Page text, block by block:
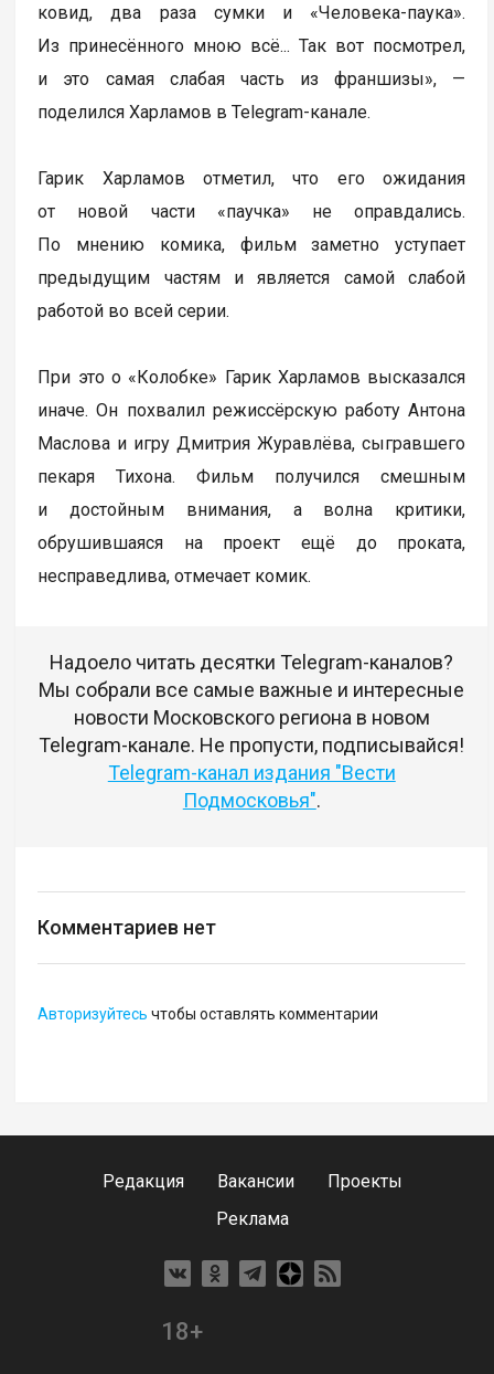
ковид, два раза сумки и «Человека-паука».
Из принесённого мною всё... Так вот посмотрел,
и это самая слабая часть из франшизы», —
поделился Харламов в Telegram-канале.
Гарик Харламов отметил, что его ожидания
от новой части «паучка» не оправдались.
По мнению комика, фильм заметно уступает
предыдущим частям и является самой слабой
работой во всей серии.
При это о «Колобке» Гарик Харламов высказался
иначе. Он похвалил режиссёрскую работу Антона
Маслова и игру Дмитрия Журавлёва, сыгравшего
пекаря Тихона. Фильм получился смешным
и достойным внимания, а волна критики,
обрушившаяся на проект ещё до проката,
несправедлива, отмечает комик.
Надоело читать десятки Telegram-каналов?
Мы собрали все самые важные и интересные
новости Московского региона в новом
Telegram-канале. Не пропусти, подписывайся!
Telegram-канал издания "Вести
Подмосковья".
Комментариев нет
Авторизуйтесь чтобы оставлять комментарии
Редакция Вакансии
Проекты
Реклама
18+